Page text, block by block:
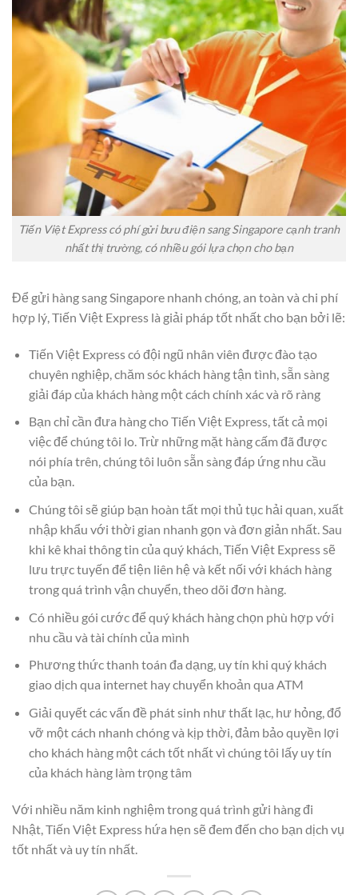
Tiến Việt Express có phí gửi bưu điện sang Singapore cạnh tranh
nhất thị trường, có nhiều gói lựa chọn cho bạn
Để gửi hàng sang Singapore nhanh chóng, an toàn và chi phí
hợp lý, Tiến Việt Express là giải pháp tốt nhất cho bạn bởi lẽ:
Tiến Việt Express có đội ngũ nhân viên được đào tạo
chuyên nghiệp, chăm sóc khách hàng tận tình, sẵn sàng
giải đáp của khách hàng một cách chính xác và rõ ràng
Bạn chỉ cần đưa hàng cho Tiến Việt Express, tất cả mọi
việc để chúng tôi lo. Trừ những mặt hàng cấm đã được
nói phía trên, chúng tôi luôn sẵn sàng đáp ứng nhu cầu
của bạn.
Chúng tôi sẽ giúp bạn hoàn tất mọi thủ tục hải quan, xuất
nhập khẩu với thời gian nhanh gọn và đơn giản nhất. Sau
khi kê khai thông tin của quý khách, Tiến Việt Express sẽ
lưu trực tuyến để tiện liên hệ và kết nối với khách hàng
trong quá trình vận chuyển, theo dõi đơn hàng.
Có nhiều gói cước để quý khách hàng chọn phù hợp với
nhu cầu và tài chính của mình
Phương thức thanh toán đa dạng, uy tín khi quý khách
giao dịch qua internet hay chuyển khoản qua ATM
Giải quyết các vấn đề phát sinh như thất lạc, hư hỏng, đổ
vỡ một cách nhanh chóng và kịp thời, đảm bảo quyền lợi
cho khách hàng một cách tốt nhất vì chúng tôi lấy uy tín
của khách hàng làm trọng tâm
Với nhiều năm kinh nghiệm trong quá trình gửi hàng đi
Nhật, Tiến Việt Express hứa hẹn sẽ đem đến cho bạn dịch vụ
tốt nhất và uy tín nhất.